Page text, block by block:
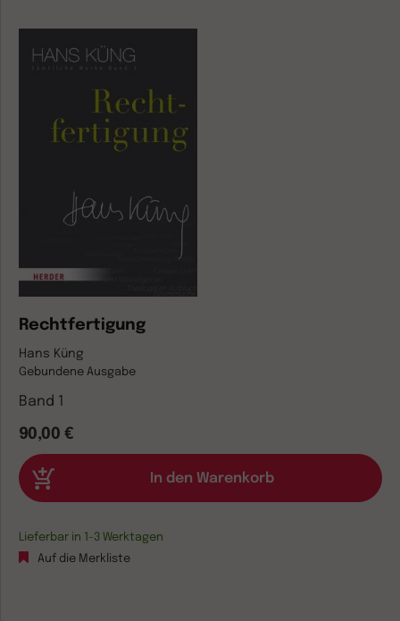
Rechtfertigung
Hans Küng
Gebundene Ausgabe
Band 1
90,00 €
Lieferbar in 1-3 Werktagen
Auf die Merkliste